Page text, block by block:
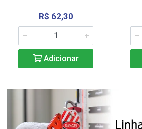
R$ 62,30
Adicionar